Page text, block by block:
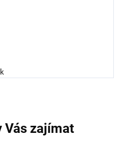
Vás zajímat